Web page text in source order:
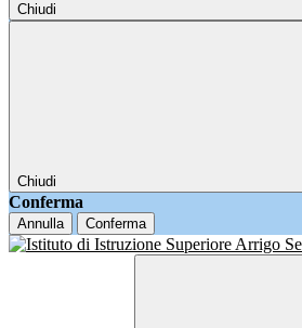
Chiudi
Chiudi
Conferma
Annulla Conferma